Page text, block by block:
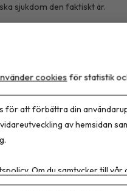
sjukdom den faktiskt är.
hos FitForMe,
överviktsvård.
cookies för statistik
för att förbättra din
av hemsidan
. Om du samtycker till vår
hittar du den möjligheten